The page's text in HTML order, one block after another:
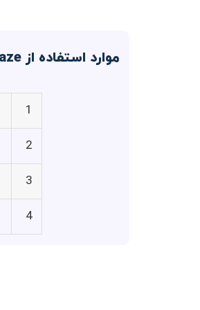
موارد استفاده از Blaze
1
2
3
4